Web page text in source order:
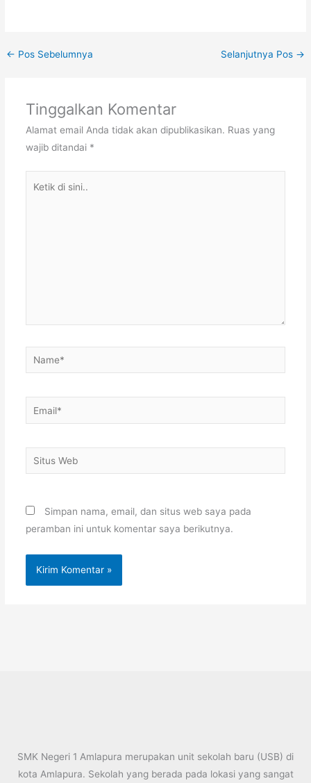
← Pos Sebelumnya Selanjutnya Pos →
Tinggalkan Komentar
Alamat email Anda tidak akan dipublikasikan. Ruas yang
wajib ditandai *
Name*
Email*
Situs
Web
Simpan nama, email, dan situs web saya pada
peramban ini untuk komentar saya berikutnya.
SMK Negeri 1 Amlapura merupakan unit sekolah baru (USB) di
kota Amlapura. Sekolah yang berada pada lokasi yang sangat